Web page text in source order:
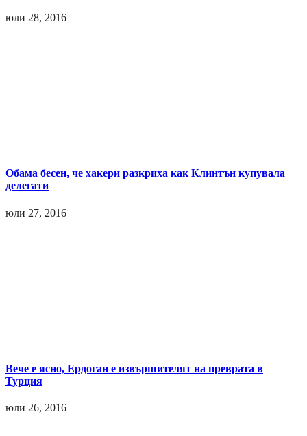
юли 28, 2016
Обама бесен, че хакери разкриха как Клинтън купувала
делегати
юли 27, 2016
Вече е ясно, Ердоган е извършителят на преврата в
Турция
юли 26, 2016